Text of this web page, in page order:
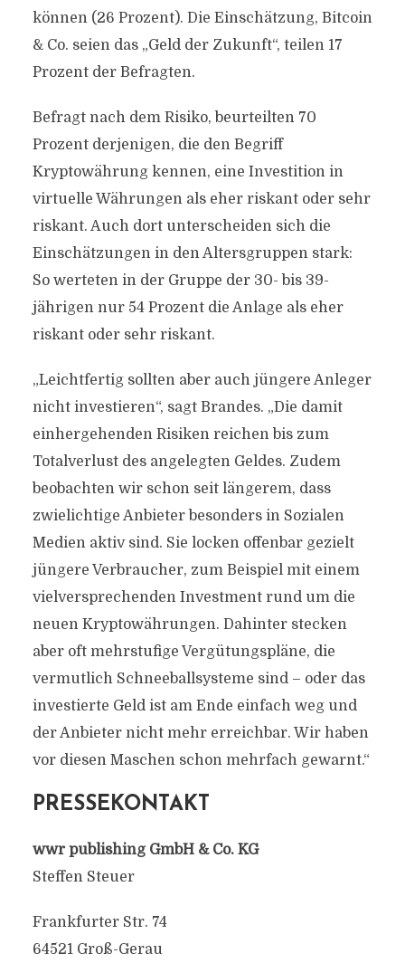
können (26 Prozent). Die Einschätzung, Bitcoin
& Co. seien das „Geld der Zukunft“, teilen 17
Prozent der Befragten.
Befragt nach dem Risiko, beurteilten 70
Prozent derjenigen, die den Begriff
Kryptowährung kennen, eine Investition in
virtuelle Währungen als eher riskant oder sehr
riskant. Auch dort unterscheiden sich die
Einschätzungen in den Altersgruppen stark:
So werteten in der Gruppe der 30- bis 39-
jährigen nur 54 Prozent die Anlage als eher
riskant oder sehr riskant.
„Leichtfertig sollten aber auch jüngere Anleger
nicht investieren“, sagt Brandes. „Die damit
einhergehenden Risiken reichen bis zum
Totalverlust des angelegten Geldes. Zudem
beobachten wir schon seit längerem, dass
zwielichtige Anbieter besonders in Sozialen
Medien aktiv sind. Sie locken offenbar gezielt
jüngere Verbraucher, zum Beispiel mit einem
vielversprechenden Investment rund um die
neuen Kryptowährungen. Dahinter stecken
aber oft mehrstufige Vergütungspläne, die
vermutlich Schneeballsysteme sind – oder das
investierte Geld ist am Ende einfach weg und
der Anbieter nicht mehr erreichbar. Wir haben
vor diesen Maschen schon mehrfach gewarnt.“
PRESSEKONTAKT
wwr publishing GmbH & Co. KG
Steffen Steuer
Frankfurter Str. 74
64521 Groß-Gerau